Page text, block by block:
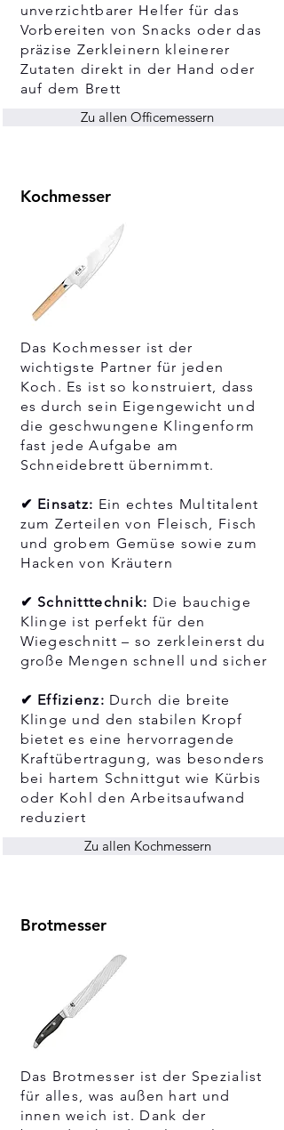
unverzichtbarer Helfer für das
Vorbereiten von Snacks oder das
präzise Zerkleinern kleinerer
Zutaten direkt in der Hand oder
auf dem Brett
Zu allen Officemessern
Kochmesser
Das Kochmesser ist der
wichtigste Partner für jeden
Koch. Es ist so konstruiert, dass
es durch sein Eigengewicht und
die geschwungene Klingenform
fast jede Aufgabe am
Schneidebrett übernimmt.
✔ Einsatz: Ein echtes Multitalent
zum Zerteilen von Fleisch, Fisch
und grobem Gemüse sowie zum
Hacken von Kräutern
✔ Schnitttechnik: Die bauchige
Klinge ist perfekt für den
Wiegeschnitt – so zerkleinerst du
große Mengen schnell und sicher
✔ Effizienz: Durch die breite
Klinge und den stabilen Kropf
bietet es eine hervorragende
Kraftübertragung, was besonders
bei hartem Schnittgut wie Kürbis
oder Kohl den Arbeitsaufwand
reduziert
Zu allen Kochmessern
Brotmesser
Das Brotmesser ist der Spezialist
für alles, was außen hart und
innen weich ist. Dank der